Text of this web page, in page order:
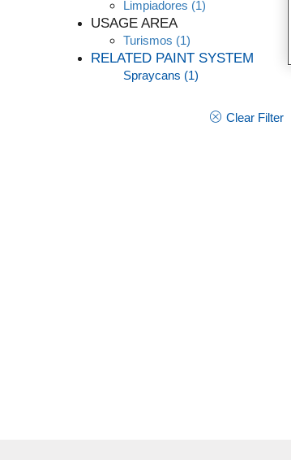
Limpiadores (1)
USAGE AREA
Turismos (1)
RELATED PAINT SYSTEM
Spraycans (1)
Clear Filter